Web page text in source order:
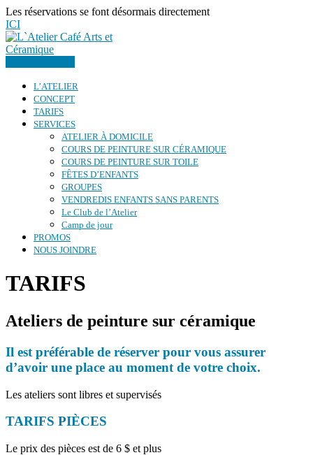
Les réservations se font désormais directement
ICI
L’ATELIER
CONCEPT
TARIFS
SERVICES
ATELIER À DOMICILE
COURS DE PEINTURE SUR CÉRAMIQUE
COURS DE PEINTURE SUR TOILE
FÊTES D’ENFANTS
GROUPES
VENDREDIS ENFANTS SANS PARENTS
Le Club de l’Atelier
Camp de jour
PROMOS
NOUS JOINDRE
TARIFS
Ateliers de peinture sur céramique
Il est préférable de réserver pour vous assurer
d’avoir une place au moment de votre choix.
Les ateliers sont libres et supervisés
TARIFS PIÈCES
Le prix des pièces est de 6 $ et plus